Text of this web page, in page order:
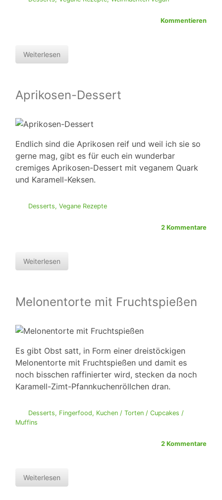
Kommentieren
Weiterlesen
Aprikosen-Dessert
Endlich sind die Aprikosen reif und weil ich sie so
gerne mag, gibt es für euch ein wunderbar
cremiges Aprikosen-Dessert mit veganem Quark
und Karamell-Keksen.
Desserts, Vegane Rezepte
2 Kommentare
Weiterlesen
Melonentorte mit Fruchtspießen
Es gibt Obst satt, in Form einer dreistöckigen
Melonentorte mit Fruchtspießen und damit es
noch bisschen raffinierter wird, stecken da noch
Karamell-Zimt-Pfannkuchenröllchen dran.
Desserts, Fingerfood, Kuchen / Torten / Cupcakes /
Muffins
2 Kommentare
Weiterlesen